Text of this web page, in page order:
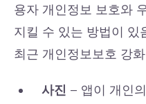
용자 개인정보 보호와
지킬 수 있는 방법이 있
최근 개인정보보호 강
사진 – 앱이 개인